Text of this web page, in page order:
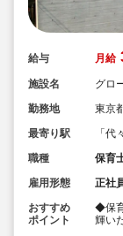
給与 月給
施設名
グロ
勤務地
東京
最寄り駅
「
職種
保育
雇用形態
正社
おすすめ
ポイント
◆保
輝い